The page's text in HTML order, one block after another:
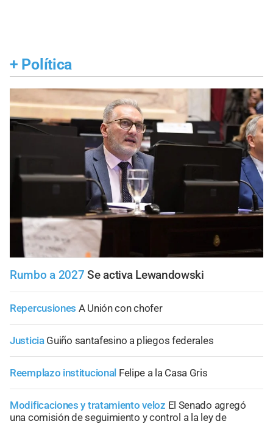
+ Política
Rumbo a 2027 Se activa Lewandowski
Repercusiones A Unión con chofer
Justicia Guiño santafesino a pliegos federales
Reemplazo institucional Felipe a la Casa Gris
Modificaciones y tratamiento veloz El Senado agregó
una comisión de seguimiento y control a la ley de